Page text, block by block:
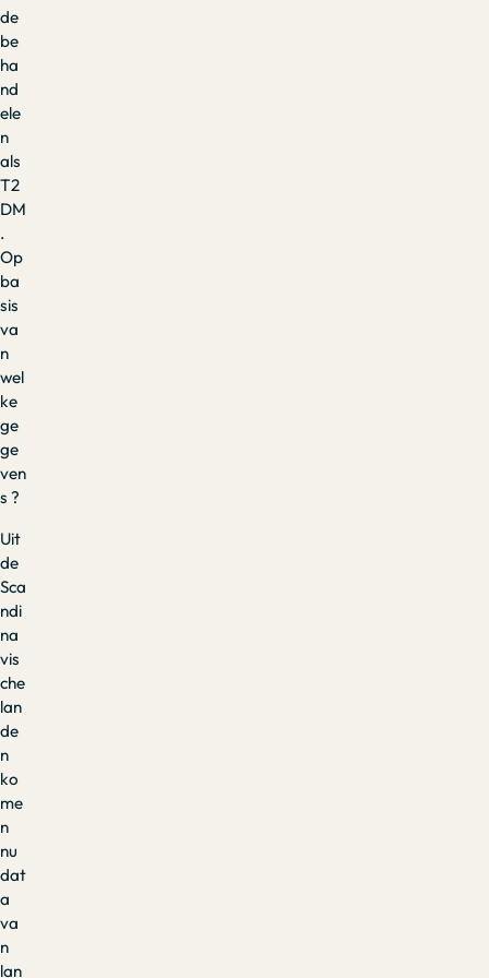
de
be
ha
nd
ele
n
als
T2
DM
.
Op
ba
sis
va
n
wel
ke
ge
ge
ven
s ?
Uit
de
Sca
ndi
na
vis
che
lan
de
n
ko
me
n
nu
dat
a
va
n
lan